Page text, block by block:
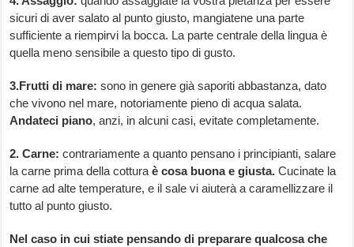
sicuri di aver salato al punto giusto, mangiatene una parte
sufficiente a riempirvi la bocca. La parte centrale della lingua è
quella meno sensibile a questo tipo di gusto.
3.Frutti di mare:sono in genere già saporiti abbastanza, dato
che vivono nel mare, notoriamente pieno di acqua salata.
Andateci piano, anzi, in alcuni casi, evitate completamente.
2. Carne:contrariamente a quanto pensano i principianti, salare
la carne prima della cotturaè cosa buona e giusta.Cucinate la
carne ad alte temperature, e il sale vi aiuterà a caramellizzare il
tutto al punto giusto.
Nel caso in cui stiate pensando di preparare qualcosa che